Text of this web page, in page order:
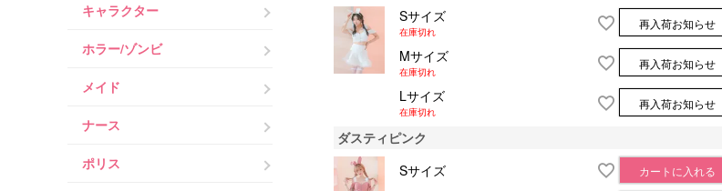
キャラクター
ホラー/ゾンビ
メイド
ナース
ポリス
Sサイズ
在庫切れ
再入荷お知らせ
Mサイズ
在庫切れ
再入荷お知らせ
Lサイズ
在庫切れ
再入荷お知らせ
ダスティピンク
Sサイズ
カートに入れる